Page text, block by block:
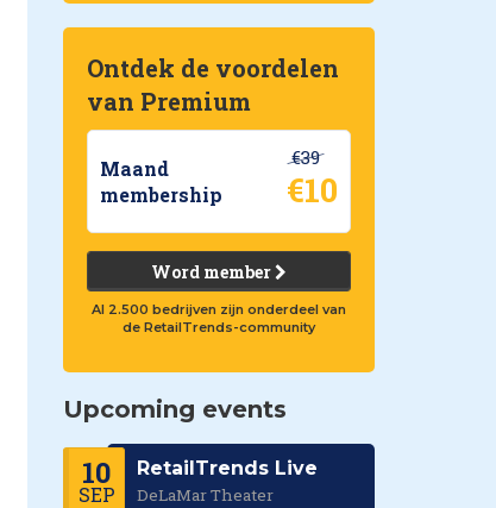
Ontdek de voordelen
van Premium
Maand
membership
€39
€10
Word member
Al 2.500 bedrijven zijn onderdeel van
de RetailTrends-community
Upcoming events
10
SEP
RetailTrends Live
DeLaMar Theater